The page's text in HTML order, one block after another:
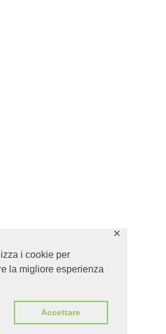
i cookie per
la migliore esperienza
Accettare
✕